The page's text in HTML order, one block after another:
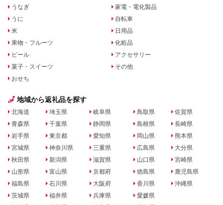
うなぎ
うに
米
果物・フルーツ
ビール
菓子・スイーツ
おせち
家電・電化製品
自転車
日用品
化粧品
アクセサリー
その他
地域から返礼品を探す
北海道
青森県
岩手県
宮城県
秋田県
山形県
福島県
茨城県
埼玉県
千葉県
東京都
神奈川県
新潟県
富山県
石川県
福井県
岐阜県
静岡県
愛知県
三重県
滋賀県
京都府
大阪府
兵庫県
鳥取県
島根県
岡山県
広島県
山口県
徳島県
香川県
愛媛県
佐賀県
長崎県
熊本県
大分県
宮崎県
鹿児島県
沖縄県